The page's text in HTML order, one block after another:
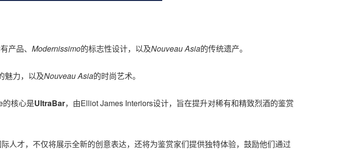
产品、 Modernissimo的标志性设计，以及Nouveau Asia的传统遗产。
魅力，以及Nouveau Asia的时尚艺术。
的核心是UltraBar，由Elliot James Interiors设计，旨在提升对稀有和精致烈酒的鉴赏
人才，不仅将展示全新的创意表达，还将为鉴赏家们提供独特体验，鼓励他们通过